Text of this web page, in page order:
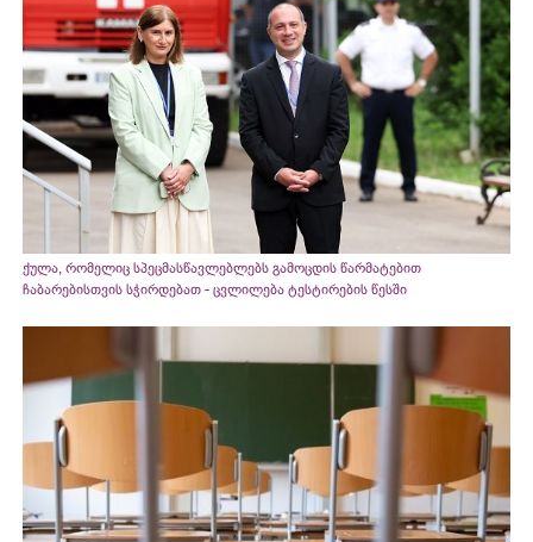
ქულა, რომელიც სპეცმასწავლებლებს გამოცდის წარმატებით
ჩაბარებისთვის სჭირდებათ - ცვლილება ტესტირების წესში